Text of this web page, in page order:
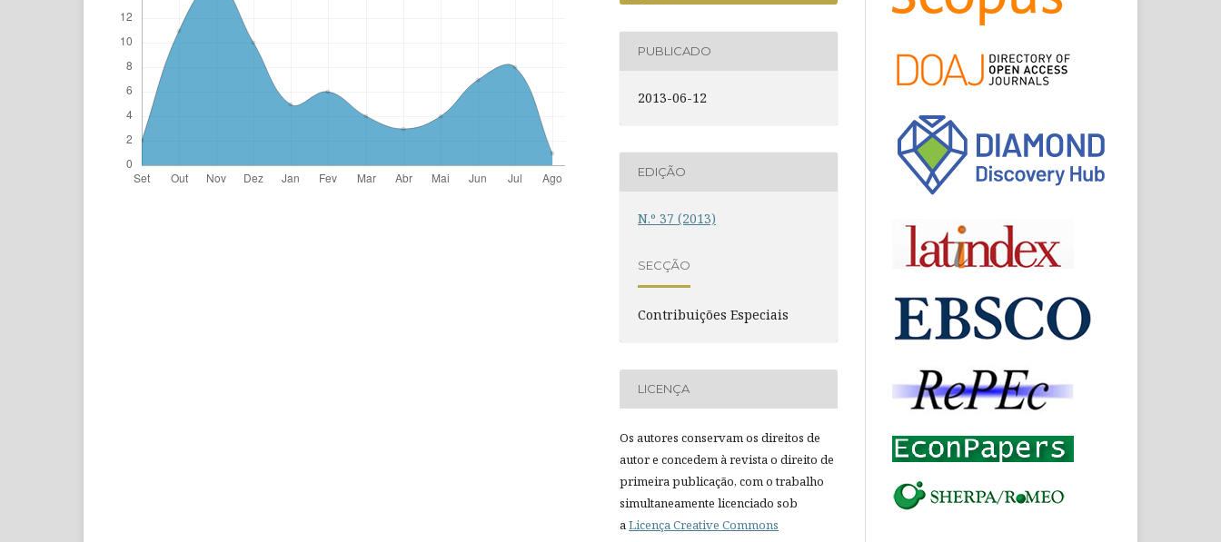
PUBLICADO
2013-06-12
EDIÇÃO
N.º 37 (2013)
SECÇÃO
Contribuições Especiais
LICENÇA
Os autores conservam os direitos de
autor e concedem à revista o direito de
primeira publicação, com o trabalho
simultaneamente licenciado sob
aLicença Creative Commons